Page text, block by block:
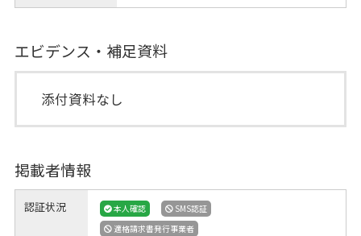
エビデンス・補足資料
添付資料なし
掲載者情報
認証状況 本人確認
SMS認証
適格請求書発行事業者